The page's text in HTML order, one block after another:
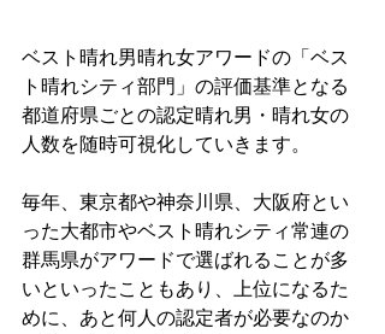
ベスト晴れ男晴れ女アワードの「ベス
ト晴れシティ部門」の評価基準となる
都道府県ごとの認定晴れ男・晴れ女の
人数を随時可視化していきます。
毎年、東京都や神奈川県、大阪府とい
った大都市やベスト晴れシティ常連の
群馬県がアワードで選ばれることが多
いといったこともあり、上位になるた
めに、あと何人の認定者が必要なのか